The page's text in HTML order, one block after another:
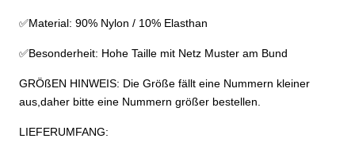
✅Material: 90% Nylon / 10% Elasthan
✅Besonderheit: Hohe Taille mit Netz Muster am Bund
GRÖßEN HINWEIS: Die Größe fällt eine Nummern kleiner
aus,daher bitte eine Nummern größer bestellen.
LIEFERUMFANG: